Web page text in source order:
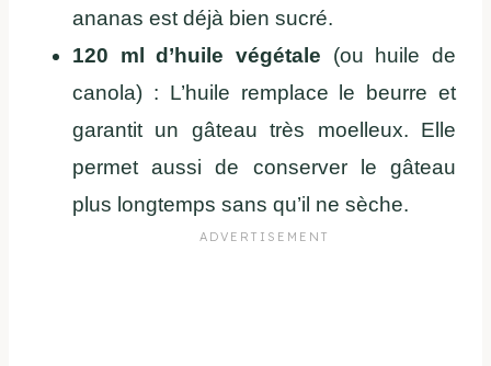
ananas est déjà bien sucré.
120 ml d’huile végétale (ou huile de
canola) : L’huile remplace le beurre et
garantit un gâteau très moelleux. Elle
permet aussi de conserver le gâteau
plus longtemps sans qu’il ne sèche.